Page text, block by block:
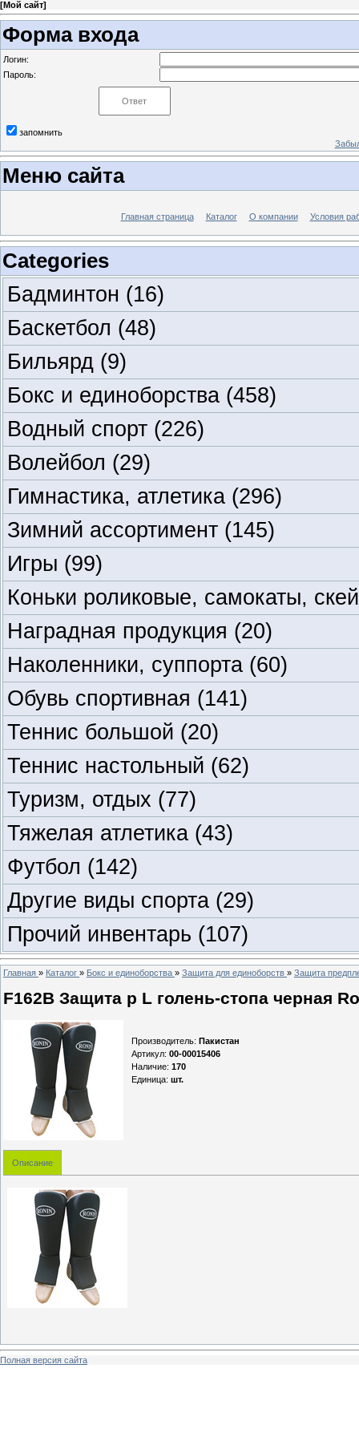
[Мой сайт]
Форма входа
Логин:
Пароль:
запомнить
Меню сайта
Главная страница Каталог О компании Условия
Categories
Бадминтон (16)
Баскетбол (48)
Бильярд (9)
Бокс и единоборства (458)
Водный спорт (226)
Волейбол (29)
Гимнастика, атлетика (296)
Зимний ассортимент (145)
Игры (99)
Коньки роликовые, самокаты,
Наградная продукция (20)
Наколенники, суппорта (60)
Обувь спортивная (141)
Теннис большой (20)
Теннис настольный (62)
Туризм, отдых (77)
Тяжелая атлетика (43)
Футбол (142)
Другие виды спорта (29)
Прочий инвентарь (107)
Главная » Каталог » Бокс и единоборства » Защита для единоборств » Защита
F162B Защита p L голень-стопа черная
Производитель: Пакистан
Артикул: 00-00015406
Наличие: 170
Единица: шт.
Описание
Полная версия сайта